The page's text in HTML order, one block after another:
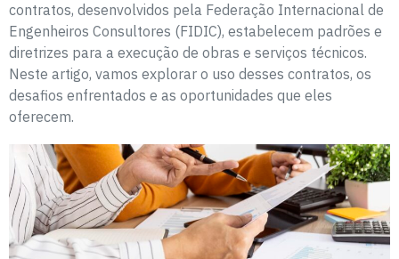
contratos, desenvolvidos pela Federação Internacional de
Engenheiros Consultores (FIDIC), estabelecem padrões e
diretrizes para a execução de obras e serviços técnicos.
Neste artigo, vamos explorar o uso desses contratos, os
desafios enfrentados e as oportunidades que eles
oferecem.